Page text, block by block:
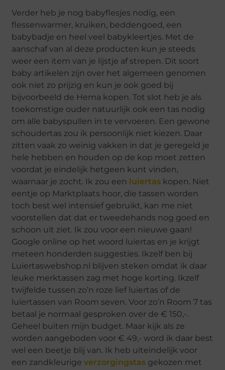
Verder heb je nog babyflesjes nodig, een
flessenwarmer, kruiken, beddengoed, een
babybadje en heel veel babykleertjes. Met de
aanschaf van al deze producten kun je steeds
weer een item van je lijstje af strepen. Dit soort
baby artikelen zijn over het algemeen genomen
ook niet zo prijzig en kun je ook goed bij
bijvoorbeeld de Hema kopen. Tot slot heb je als
toekomstige ouder natuurlijk ook een tas nodig
om alle babyspullen in te vervoeren. Een gewone
schoudertas zou ik persoonlijk niet kiezen. Daar
zitten vaak zo weinig vakken in dat je geregeld je
hele hebben en houden op de kop moet zetten
voordat je eindelijk hetgeen kunt vinden,
waarnaar je zocht. Ik zou een luiertas kopen. Niet
eentje op Marktplaats hoor, die tassen worden
toch best wel intensief gebruikt, kan me niet
voorstellen dat dat er tweedehands nog goed en
schoon uit ziet. Ik zou voor een nieuwe gaan!
Google online op het woord luiertas en je krijgt
meteen honderden suggesties. Ikzelf ben bij
Luiertaswebshop.nl blijven steken omdat ik daar
leuke merktassen zag met hoge korting. Ikzelf
twijfelde tussen zo’n roze lief luiertas of de
luiertassen van Room seven. Voor zo’n Room 7 tas
betaal je normaal gesproken over de € 150,-.
Geheel buiten mijn budget. Maar kijk als ze
worden aangeboden voor € 49,- word ik daar best
wel een beetje blij van. Ik heb uiteindelijk voor
een zandkleurigeverzorgingstas gekozen met